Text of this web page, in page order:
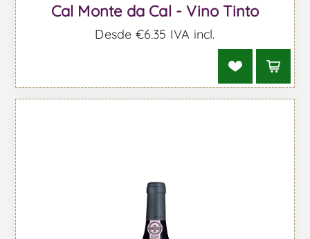
Cal Monte da Cal - Vino Tinto
Desde €6,35 IVA incl.